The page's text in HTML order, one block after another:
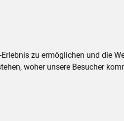
zu ermöglichen und die
woher unsere Besucher